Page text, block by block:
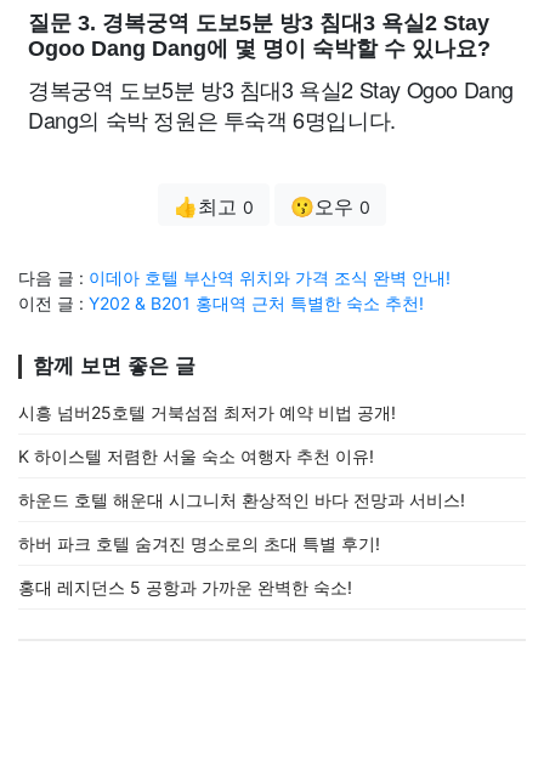
질문 3. 경복궁역 도보5분 방3 침대3 욕실2 Stay
Ogoo Dang Dang에 몇 명이 숙박할 수 있나요?
경복궁역 도보5분 방3 침대3 욕실2 Stay Ogoo Dang
Dang의 숙박 정원은 투숙객 6명입니다.
👍최고 0 😗오우 0
다음 글 : 이데아 호텔 부산역 위치와 가격 조식 완벽 안내!
이전 글 : Y202 & B201 홍대역 근처 특별한 숙소 추천!
함께 보면 좋은 글
시흥 넘버25호텔 거북섬점 최저가 예약 비법 공개!
K 하이스텔 저렴한 서울 숙소 여행자 추천 이유!
하운드 호텔 해운대 시그니처 환상적인 바다 전망과 서비스!
하버 파크 호텔 숨겨진 명소로의 초대 특별 후기!
홍대 레지던스 5 공항과 가까운 완벽한 숙소!